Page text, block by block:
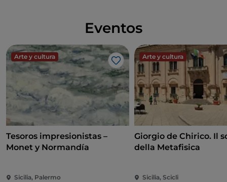
Eventos
Arte y cultura
Me gusta
Tesoros impresionistas –
Monet y Normandía
Sicilia, Palermo
Arte y cultura
Giorgio de Chirico. Il
della Metafisica
Sicilia, Scicli